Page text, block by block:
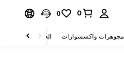
0
0
مجوهرات واكسسوارات الحقائب والأمتعة